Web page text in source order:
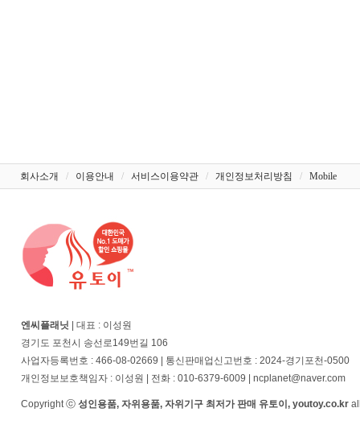
회사소개 / 이용안내 / 서비스이용약관 / 개인정보처리방침 / Mobile
엔씨플래닛 | 대표 : 이성원
경기도 포천시 송선로149번길 106
사업자등록번호 : 466-08-02669 | 통신판매업신고번호 : 2024-경기포천-0500
개인정보보호책임자 : 이성원 | 전화 : 010-6379-6009 | ncplanet@naver.com
Copyright ⓒ 성인용품, 자위용품, 자위기구 최저가 판매 유토이, youtoy.co.kr